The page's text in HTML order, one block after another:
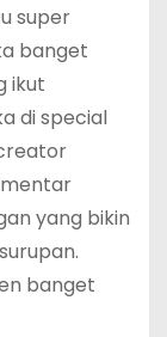
super
banget
ikut
di special
yang bikin
banget